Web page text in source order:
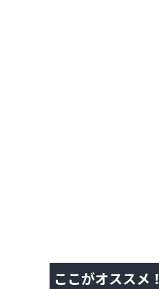
ここがオススメ！